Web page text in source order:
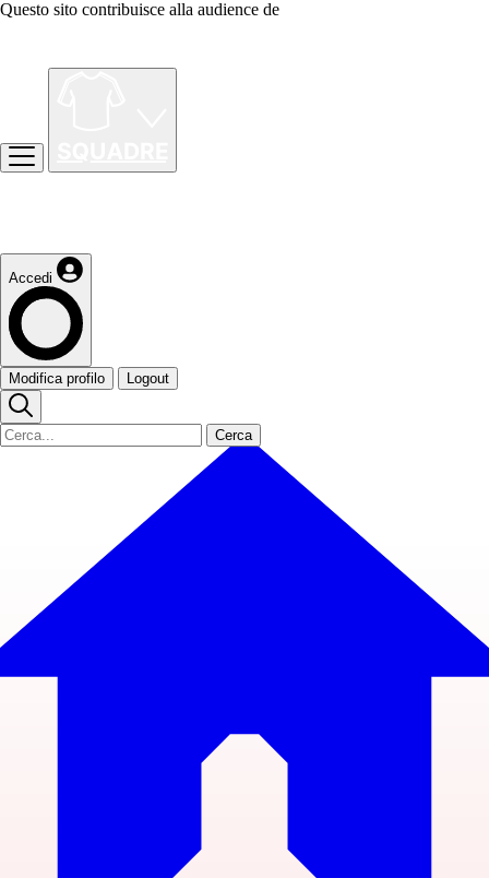
Questo sito contribuisce alla audience de
Accedi
Modifica profilo Logout
Cerca